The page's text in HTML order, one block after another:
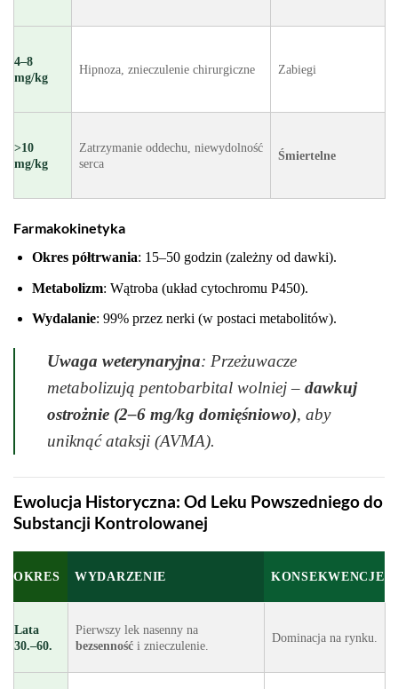
4–8
mg/kg
Hipnoza, znieczulenie chirurgiczne Zabiegi
>10
mg/kg
Zatrzymanie oddechu, niewydolność
serca
Śmiertelne
Farmakokinetyka
Okres półtrwania: 15–50 godzin (zależny od dawki).
Metabolizm: Wątroba (układ cytochromu P450).
Wydalanie: 99% przez nerki (w postaci metabolitów).
Uwaga weterynaryjna: Przeżuwacze
metabolizują pentobarbital wolniej – dawkuj
ostrożnie (2–6 mg/kg domięśniowo), aby
uniknąć ataksji (AVMA).
Ewolucja Historyczna: Od Leku Powszedniego do
Substancji Kontrolowanej
OKRES WYDARZENIE KONSEKWENCJE
Lata
30.–60.
Pierwszy lek nasenny na
bezsenność i znieczulenie.
Dominacja na rynku.